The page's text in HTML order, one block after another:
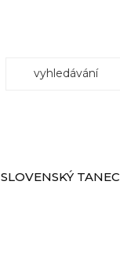
SLOVENSKÝ TANEC